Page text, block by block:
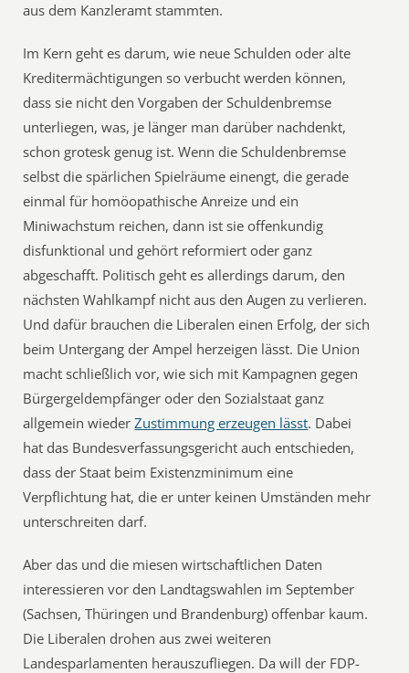
aus dem Kanzleramt stammten.
Im Kern geht es darum, wie neue Schulden oder alte
Kreditermächtigungen so verbucht werden können,
dass sie nicht den Vorgaben der Schuldenbremse
unterliegen, was, je länger man darüber nachdenkt,
schon grotesk genug ist. Wenn die Schuldenbremse
selbst die spärlichen Spielräume einengt, die gerade
einmal für homöopathische Anreize und ein
Miniwachstum reichen, dann ist sie offenkundig
disfunktional und gehört reformiert oder ganz
abgeschafft. Politisch geht es allerdings darum, den
nächsten Wahlkampf nicht aus den Augen zu verlieren.
Und dafür brauchen die Liberalen einen Erfolg, der sich
beim Untergang der Ampel herzeigen lässt. Die Union
macht schließlich vor, wie sich mit Kampagnen gegen
Bürgergeldempfänger oder den Sozialstaat ganz
allgemein wiederZustimmung erzeugen lässt. Dabei
hat das Bundesverfassungsgericht auch entschieden,
dass der Staat beim Existenzminimum eine
Verpflichtung hat, die er unter keinen Umständen mehr
unterschreiten darf.
Aber das und die miesen wirtschaftlichen Daten
interessieren vor den Landtagswahlen im September
(Sachsen, Thüringen und Brandenburg) offenbar kaum.
Die Liberalen drohen aus zwei weiteren
Landesparlamenten herauszufliegen. Da will der FDP-